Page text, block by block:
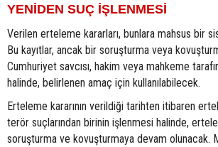
YENİDEN SUÇ İŞLENMESİ
Verilen erteleme kararları, bunlara mahsus bir
Bu kayıtlar, ancak bir soruşturma veya
Cumhuriyet savcısı, hakim veya mahkeme
halinde, belirlenen amaç için kullanılabilecek.
Erteleme kararının verildiği tarihten itibaren
terör suçlarından birinin işlenmesi halinde,
soruşturma ve kovuşturmaya devam olunacak.